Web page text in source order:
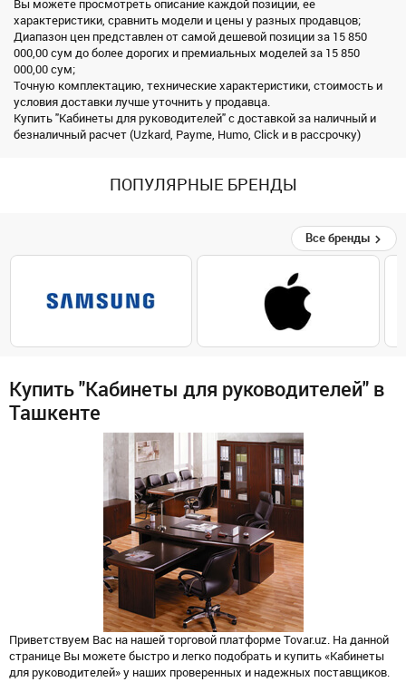
Вы можете просмотреть описание каждой позиции, ее
характеристики, сравнить модели и цены у разных продавцов;
Диапазон цен представлен от самой дешевой позиции за 15 850
000,00 сум до более дорогих и премиальных моделей за 15 850
000,00 сум;
Точную комплектацию, технические характеристики, стоимость и
условия доставки лучше уточнить у продавца.
Купить "Кабинеты для руководителей" с доставкой за наличный и
безналичный расчет (Uzkard, Payme, Humo, Click и в рассрочку)
ПОПУЛЯРНЫЕ БРЕНДЫ
Все бренды
Купить "Кабинеты для руководителей" в
Ташкенте
Приветствуем Вас на нашей торговой платформе Tovar.uz. На данной
странице Вы можете быстро и легко подобрать и купить «Кабинеты
для руководителей» у наших проверенных и надежных поставщиков.